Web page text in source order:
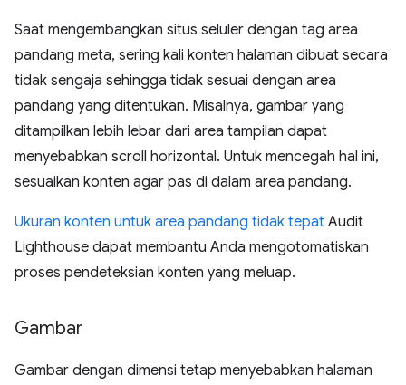
Saat mengembangkan situs seluler dengan tag area
pandang meta, sering kali konten halaman dibuat secara
tidak sengaja sehingga tidak sesuai dengan area
pandang yang ditentukan. Misalnya, gambar yang
ditampilkan lebih lebar dari area tampilan dapat
menyebabkan scroll horizontal. Untuk mencegah hal ini,
sesuaikan konten agar pas di dalam area pandang.
Ukuran konten untuk area pandang tidak tepat Audit
Lighthouse dapat membantu Anda mengotomatiskan
proses pendeteksian konten yang meluap.
Gambar
Gambar dengan dimensi tetap menyebabkan halaman